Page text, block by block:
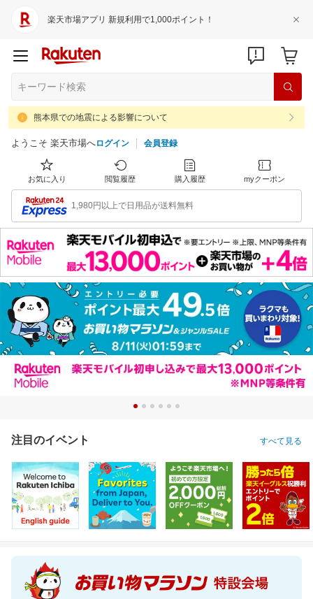
楽天市場アプリ 新規利用で1,000ポイント！
熊本県での地震による影響について
ようこそ 楽天市場へログイン 会員登録
お気に入り 閲覧履歴 購入履歴 myクーポン
1,980円以上で日用品が送料無料
注目のイベント すべて見る